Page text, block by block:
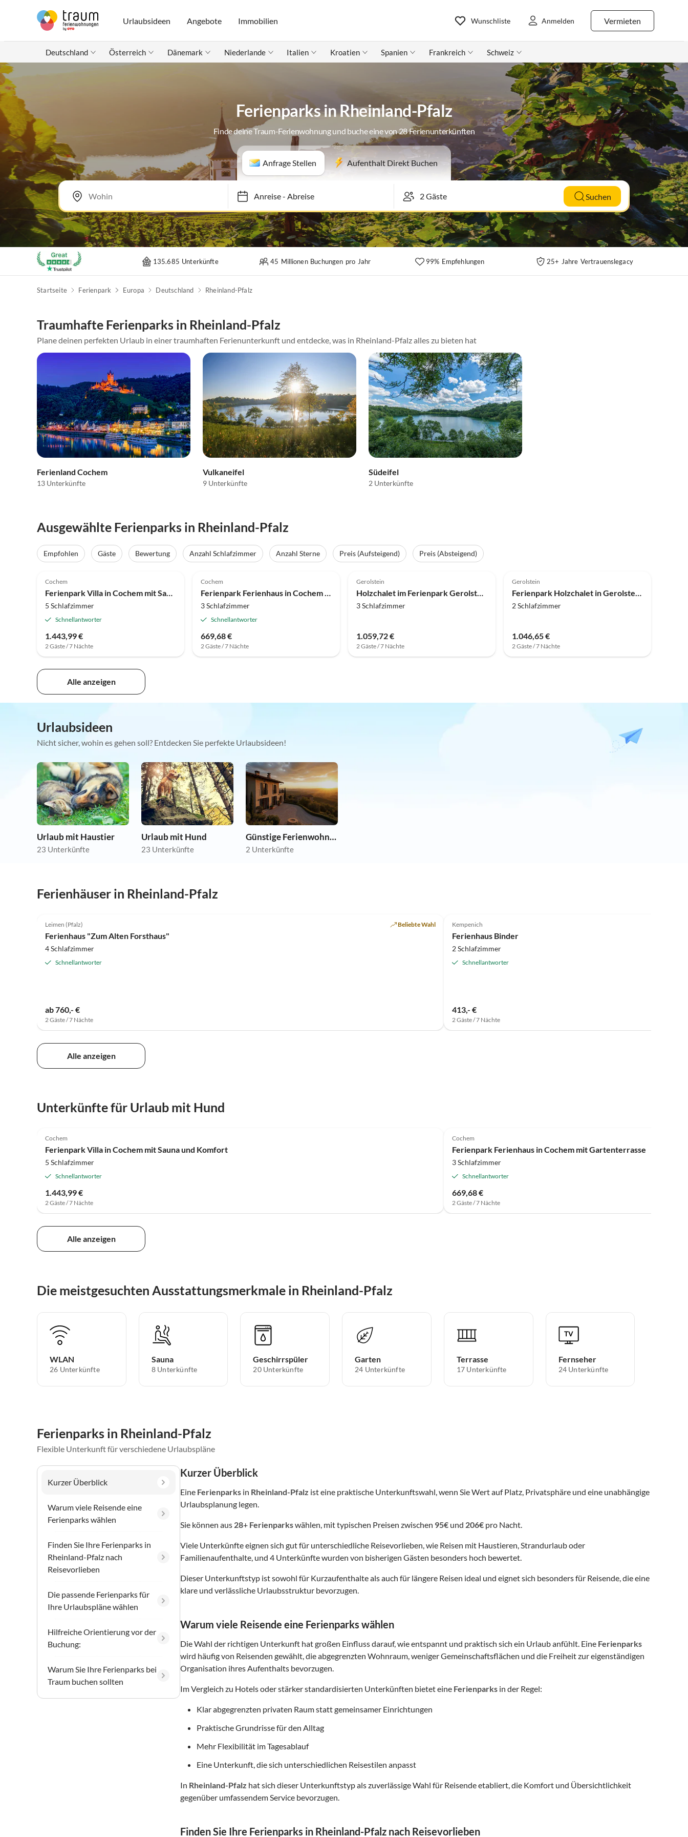
Urlaubsideen Angebote Immobilien Vermieten
Wunschliste Anmelden
Deutschland Österreich Dänemark Niederlande Italien Kroatien Spanien Frankreich Schweiz
Ferienparks in Rheinland-Pfalz
Finde deine Traum-Ferienwohnung und buche eine von 28 Ferienunterkünften
Anfrage Stellen Aufenthalt Direkt Buchen
Anreise-Abreise Suchen
135.685 Unterkünfte 45 Millionen Buchungen pro Jahr 99% Empfehlungen 25+ Jahre Vertrauenslegacy
Startseite Ferienpark Europa Deutschland Rheinland-Pfalz
Traumhafte Ferienparks in Rheinland-Pfalz
Plane deinen perfekten Urlaub in einer traumhaften Ferienunterkunft und entdecke, was in Rheinland-Pfalz alles zu bieten hat
Ferienland Cochem
13 Unterkünfte
Vulkaneifel
9 Unterkünfte
Südeifel
2 Unterkünfte
Ausgewählte Ferienparks in Rheinland-Pfalz
Empfohlen Gäste Bewertung Anzahl Schlafzimmer Anzahl Sterne Preis (Aufsteigend)
Preis (Absteigend)
Cochem
Ferienpark Villa in Cochem mit Sauna und Komfort
5 Schlafzimmer
Schnellantworter
1.443,99 €
2 Gäste / 7 Nächte
Cochem
Ferienpark Ferienhaus in Cochem mit Gartenterrasse
3 Schlafzimmer
Schnellantworter
669,68 €
2 Gäste / 7 Nächte
Gerolstein
Holzchalet im Ferienpark Gerolstein Wald
3 Schlafzimmer
1.059,72 €
2 Gäste / 7 Nächte
Gerolstein
Ferienpark Holzchalet in Gerolstein Waldnähe
2 Schlafzimmer
1.046,65 €
2 Gäste / 7 Nächte
Alle anzeigen
Urlaubsideen
Nicht sicher, wohin es gehen soll? Entdecken Sie perfekte Urlaubsideen!
Urlaub mit Haustier
23 Unterkünfte
Urlaub mit Hund
23 Unterkünfte
Günstige Ferienwohnungen
2 Unterkünfte
Ferienhäuser in Rheinland-Pfalz
Leimen (Pfalz) Beliebte Wahl
Ferienhaus "Zum Alten Forsthaus"
4 Schlafzimmer
Schnellantworter
ab 760,- €
2 Gäste / 7 Nächte
Super-Gastgeber
Kempenich
Ferienhaus Binder
2 Schlafzimmer
Schnellantworter
413,- €
2 Gäste / 7 Nächte
Alle anzeigen
Unterkünfte für Urlaub mit Hund
Cochem
Ferienpark Villa in Cochem mit Sauna und Komfort
5 Schlafzimmer
Schnellantworter
1.443,99 €
2 Gäste / 7 Nächte
Cochem
Ferienpark Ferienhaus in Cochem mit Gartenterrasse
3 Schlafzimmer
Schnellantworter
669,68 €
2 Gäste / 7 Nächte
Alle anzeigen
Die meistgesuchten Ausstattungsmerkmale in Rheinland-Pfalz
WLAN
26 Unterkünfte
Sauna
8 Unterkünfte
Geschirrspüler
20 Unterkünfte
Garten
24 Unterkünfte
Terrasse
17 Unterkünfte
Fernseher
24 Unterkünfte
Ferienparks in Rheinland-Pfalz
Flexible Unterkunft für verschiedene Urlaubspläne
Kurzer Überblick
Warum viele Reisende eine
Ferienparks wählen
Finden Sie Ihre Ferienparks in
Rheinland-Pfalz nach
Reisevorlieben
Die passende Ferienparks für
Ihre Urlaubspläne wählen
Hilfreiche Orientierung vor der
Buchung:
Warum Sie Ihre Ferienparks bei
Traum buchen sollten
Kurzer Überblick
Eine Ferienparks in Rheinland-Pfalz ist eine praktische Unterkunftswahl, wenn Sie Wert auf Platz, Privatsphäre und eine unabhängige
Urlaubsplanung legen.
Sie können aus 28+ Ferienparkswählen, mit typischen Preisen zwischen 95€ und 206€ pro Nacht.
Viele Unterkünfte eignen sich gut für unterschiedliche Reisevorlieben, wie Reisen mit Haustieren, Strandurlaub oder
Familienaufenthalte, und 4 Unterkünfte wurden von bisherigen Gästen besonders hoch bewertet.
Dieser Unterkunftstyp ist sowohl für Kurzaufenthalte als auch für längere Reisen ideal und eignet sich besonders für Reisende, die eine
klare und verlässliche Urlaubsstruktur bevorzugen.
Warum viele Reisende eine Ferienparks wählen
Die Wahl der richtigen Unterkunft hat großen Einfluss darauf, wie entspannt und praktisch sich ein Urlaub anfühlt. Eine Ferienparks
wird häufig von Reisenden gewählt, die abgegrenzten Wohnraum, weniger Gemeinschaftsflächen und die Freiheit zur eigenständigen
Organisation ihres Aufenthalts bevorzugen.
Im Vergleich zu Hotels oder stärker standardisierten Unterkünften bietet eine Ferienparks in der Regel:
Klar abgegrenzten privaten Raum statt gemeinsamer Einrichtungen
Praktische Grundrisse für den Alltag
Mehr Flexibilität im Tagesablauf
Eine Unterkunft, die sich unterschiedlichen Reisestilen anpasst
In Rheinland-Pfalz hat sich dieser Unterkunftstyp als zuverlässige Wahl für Reisende etabliert, die Komfort und Übersichtlichkeit
gegenüber umfassendem Service bevorzugen.
Finden Sie Ihre Ferienparks in Rheinland-Pfalz nach Reisevorlieben